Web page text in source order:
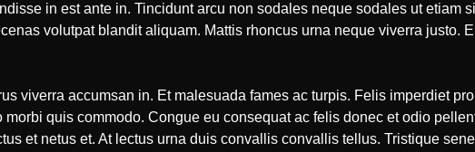
in est ante in. Tincidunt arcu non sodales neque sodales ut etiam
volutpat blandit aliquam. Mattis rhoncus urna neque viverra justo.
viverra accumsan in. Et malesuada fames ac turpis. Felis imperdiet
quis commodo. Congue eu consequat ac felis donec et odio
et netus et. At lectus urna duis convallis convallis tellus. Tristique